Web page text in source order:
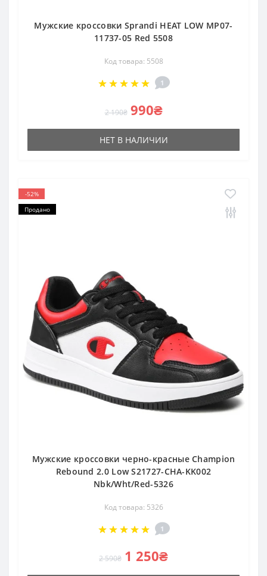
Мужские кроссовки Sprandi HEAT LOW MP07-
11737-05 Red 5508
Код товара: 5508
1
2 190₴ 990₴
НЕТ В НАЛИЧИИ
-52%
Продано
Мужские кроссовки черно-красные Champion
Rebound 2.0 Low S21727-CHA-KK002
Nbk/Wht/Red-5326
Код товара: 5326
1
2 590₴ 1 250₴